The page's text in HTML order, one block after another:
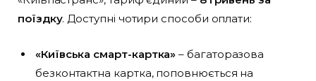
поїздку. Доступні чотири способи оплати:
«Київська смарт-картка» – багаторазова
безконтактна картка, поповнюється на